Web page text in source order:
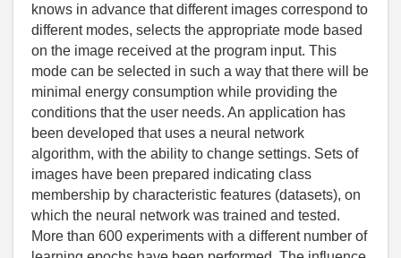
knows in advance that different images correspond to
different modes, selects the appropriate mode based
on the image received at the program input. This
mode can be selected in such a way that there will be
minimal energy consumption while providing the
conditions that the user needs. An application has
been developed that uses a neural network
algorithm, with the ability to change settings. Sets of
images have been prepared indicating class
membership by characteristic features (datasets), on
which the neural network was trained and tested.
More than 600 experiments with a different number of